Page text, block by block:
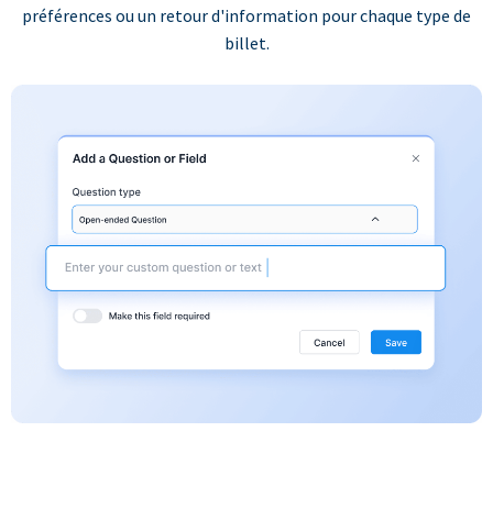
préférences ou un retour d'information pour chaque type de
billet.